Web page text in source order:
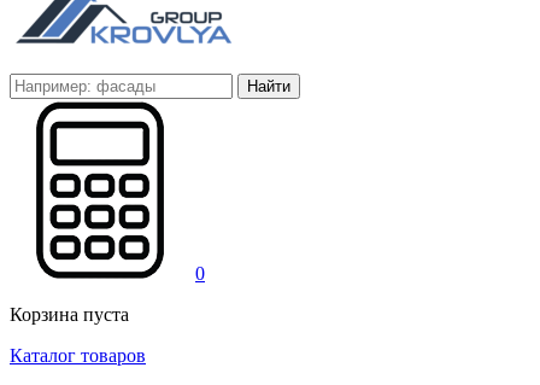
Найти
0
Корзина пуста
Каталог товаров